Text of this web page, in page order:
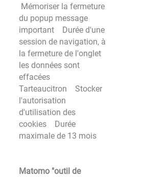
Mémoriser la fermeture
du popup message
important Durée d'une
session de navigation, à
la fermeture de l'onglet
les données sont
effacées
Tarteaucitron Stocker
l'autorisation
d'utilisation des
cookies Durée
maximale de 13 mois
Matomo "outil de